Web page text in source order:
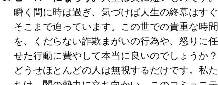
瞬く間に時は過ぎ、気づけば人生の終幕はすぐ
そこまで迫っています。この世での貴重な時間
を、くだらない詐欺まがいの行為や、怒りに任
せた行動に費やして本当に良いのでしょうか？
どうせほとんどの人は無視するだけです。私た